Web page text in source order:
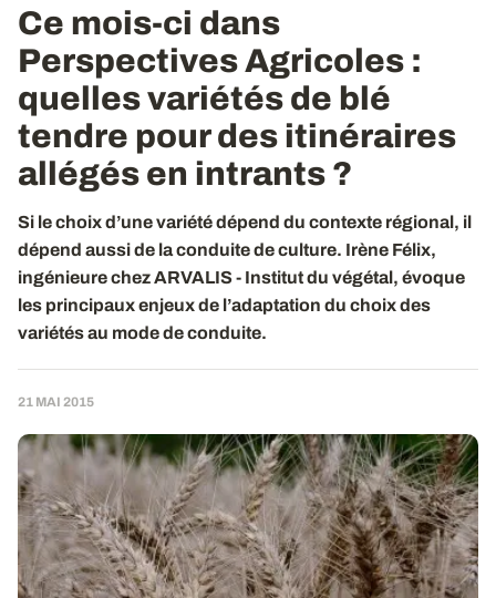
Ce mois-ci dans
Perspectives Agricoles :
quelles variétés de blé
tendre pour des itinéraires
allégés en intrants ?
Si le choix d’une variété dépend du contexte régional, il
dépend aussi de la conduite de culture. Irène Félix,
ingénieure chez ARVALIS - Institut du végétal, évoque
les principaux enjeux de l’adaptation du choix des
variétés au mode de conduite.
21 MAI 2015